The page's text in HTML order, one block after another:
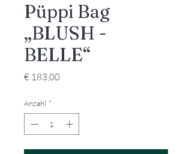
Püppi Bag
„BLUSH -
BELLE“
€ 183,00Preis
Anzahl *